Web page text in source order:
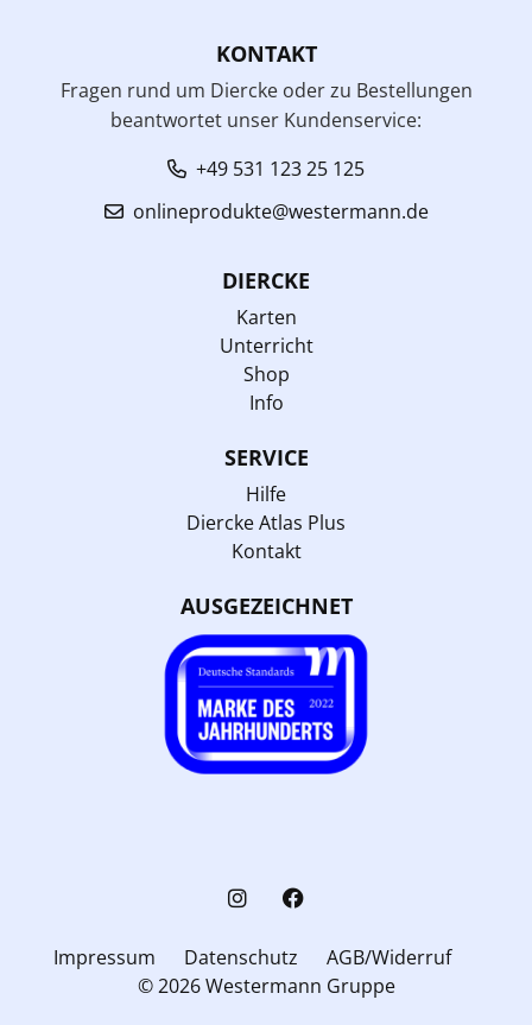
KONTAKT
Fragen rund um Diercke oder zu Bestellungen
beantwortet unser Kundenservice:
+49 531 123 25 125
onlineprodukte@westermann.de
DIERCKE
Karten
Unterricht
Shop
Info
SERVICE
Hilfe
Diercke Atlas Plus
Kontakt
AUSGEZEICHNET
Impressum Datenschutz
AGB/Widerruf
© 2026 Westermann Gruppe